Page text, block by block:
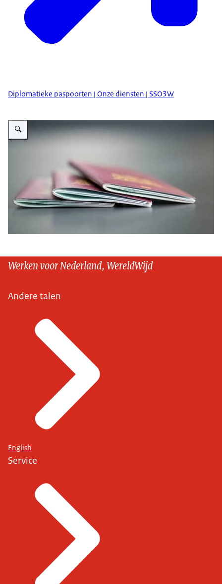
Diplomatieke paspoorten | Onze diensten | SSO3W
Vergroot afbeelding Aanvraag diplomatiek paspoort
Werken voor Nederland, WereldWijd
Andere talen
English
Service